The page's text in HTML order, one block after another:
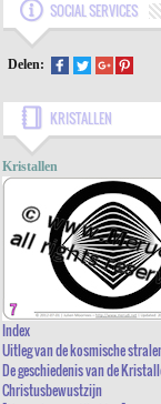
SOCIAL SERVICES
Delen:
KRISTALLEN
UITLEG VAN DE KOSMISCHE
DE GESCHIEDENIS VAN DE
CHRISTUSBEWUSTZIJN
Kristallen
Index
Uitleg van de kosmische
De geschiedenis van de
Christusbewustzijn